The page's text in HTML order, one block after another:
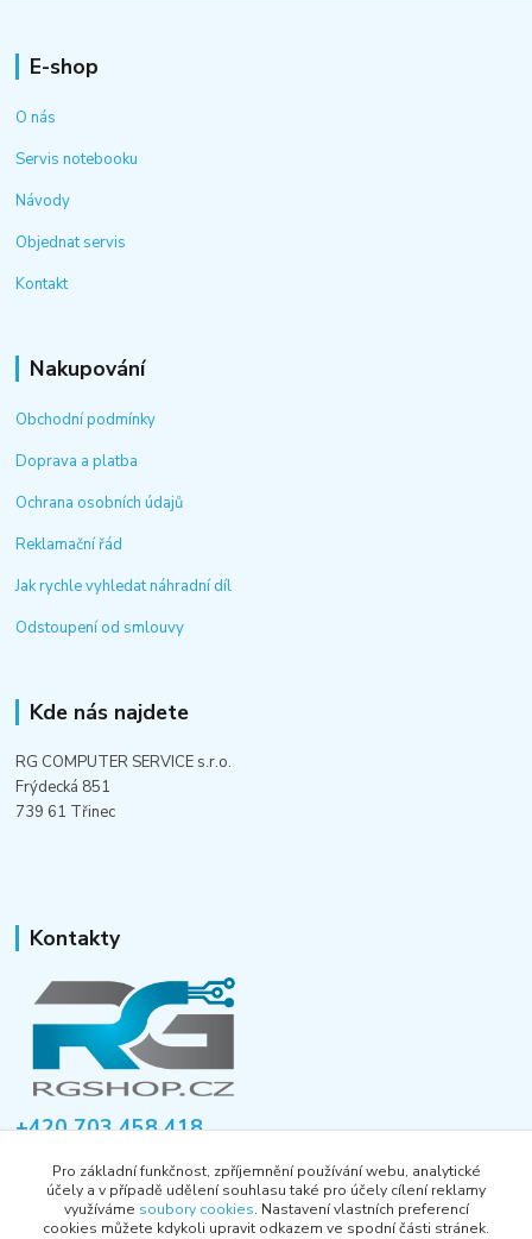
E-shop
O nás
Servis notebooku
Návody
Objednat servis
Kontakt
Nakupování
Obchodní podmínky
Doprava a platba
Ochrana osobních údajů
Reklamační řád
Jak rychle vyhledat náhradní díl
Odstoupení od smlouvy
Kde nás najdete
RG COMPUTER SERVICE s.r.o.
Frýdecká 851
739 61 Třinec
Kontakty
+420 703 458 418
informace@rgshop.cz
Pro základní funkčnost, zpříjemnění používání webu, analytické
účely a v případě udělení souhlasu také pro účely cílení reklamy
využíváme soubory cookies. Nastavení vlastních preferencí
cookies můžete kdykoli upravit odkazem ve spodní části stránek.